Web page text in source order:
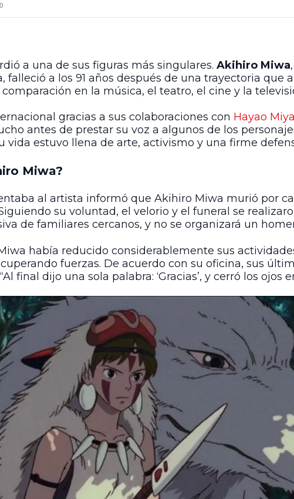
a una de sus figuras más singulares. Akihiro Miwa
falleció a los 91 años después de una trayectoria que
en la música, el teatro, el cine y la
gracias a sus colaboraciones con Hayao
antes de prestar su voz a algunos de los
vida estuvo llena de arte, activismo y una firme
Miwa?
al artista informó que Akihiro Miwa murió por
su voluntad, el velorio y el funeral se
de familiares cercanos, y no se organizará un
había reducido considerablemente sus
fuerzas. De acuerdo con su oficina, sus
final dijo una sola palabra: ‘Gracias’, y cerró los ojos